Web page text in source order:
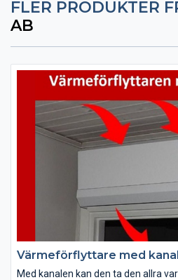
FLER PRODUKTER
AB
Värmeförflyttare med kanal
Med kanalen kan den ta den allra